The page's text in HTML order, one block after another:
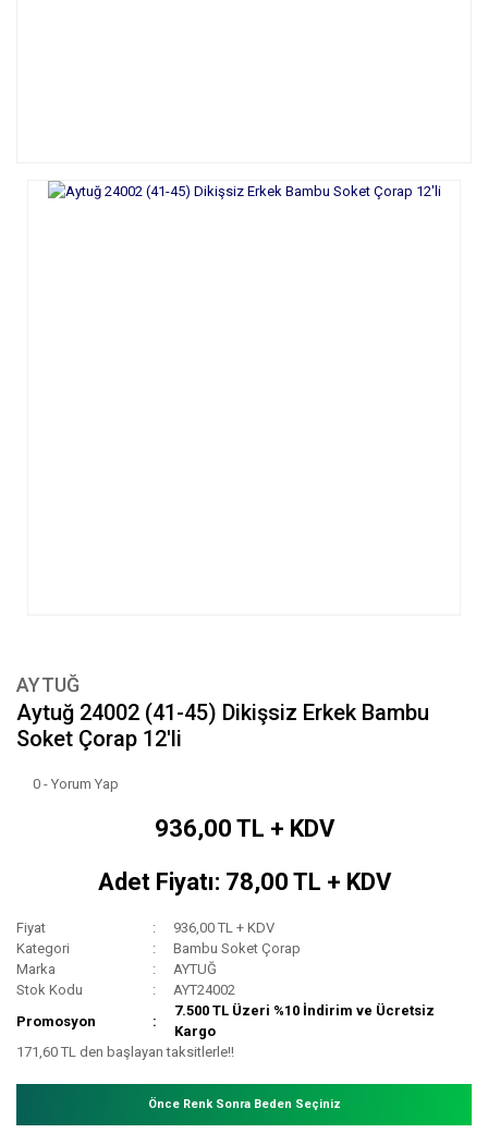
AYTUĞ
Aytuğ 24002 (41-45) Dikişsiz Erkek Bambu
Soket Çorap 12'li
0 - Yorum Yap
936,00 TL + KDV
Adet Fiyatı: 78,00 TL + KDV
Fiyat
936,00 TL + KDV
Kategori
Bambu Soket Çorap
Marka
AYTUĞ
Stok Kodu
AYT24002
Promosyon
7.500 TL Üzeri %10 İndirim ve Ücretsiz
Kargo
171,60 TL den başlayan taksitlerle!!
Önce Renk Sonra Beden Seçiniz